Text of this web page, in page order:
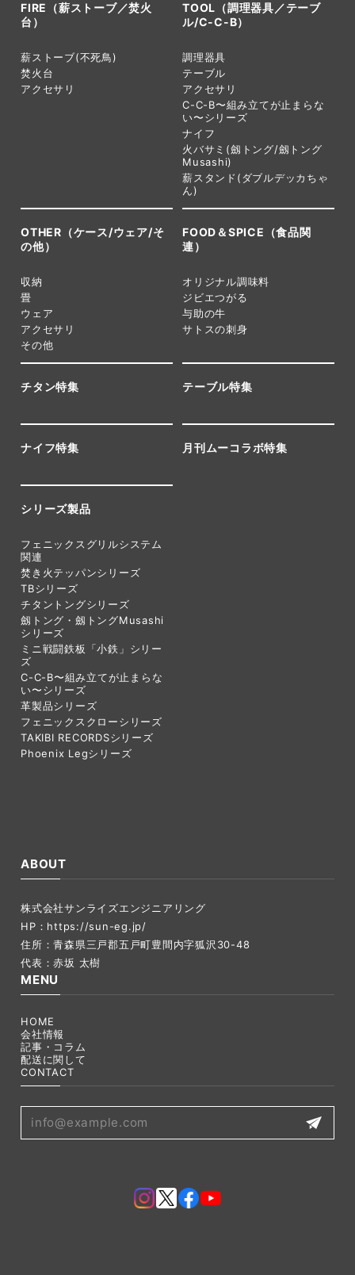
FIRE（薪ストーブ／焚火
台）
薪ストーブ(不死鳥)
焚火台
アクセサリ
TOOL（調理器具／テーブ
ル/C-C-B）
調理器具
テーブル
アクセサリ
C-C-B〜組み立てが止まらな
い〜シリーズ
ナイフ
火バサミ(劔トング/劔トング
Musashi)
薪スタンド(ダブルデッカちゃ
ん)
OTHER（ケース/ウェア/そ
の他）
収納
畳
ウェア
アクセサリ
その他
FOOD＆SPICE（食品関
連）
オリジナル調味料
ジビエつがる
与助の牛
サトスの刺身
チタン特集 テーブル特集
ナイフ特集 月刊ムーコラボ特集
シリーズ製品
フェニックスグリルシステム
関連
焚き火テッパンシリーズ
TBシリーズ
チタントングシリーズ
劔トング・劔トングMusashi
シリーズ
ミニ戦闘鉄板「小鉄」シリー
ズ
C-C-B〜組み立てが止まらな
い〜シリーズ
革製品シリーズ
フェニックスクローシリーズ
TAKIBI RECORDSシリーズ
Phoenix Legシリーズ
ABOUT
株式会社サンライズエンジニアリング
HP： https://sun-eg.jp/
住所：青森県三戸郡五戸町豊間内字狐沢30-48
代表：赤坂 太樹
MENU
HOME
会社情報
記事・コラム
配送に関して
CONTACT